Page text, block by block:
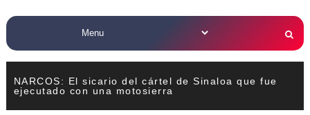
NARCOS: El sicario del cártel de Sinaloa que fue
ejecutado con una motosierra